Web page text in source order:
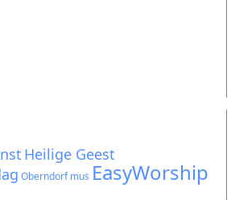
Heilige Geest
Oberndorf mus EasyWorship